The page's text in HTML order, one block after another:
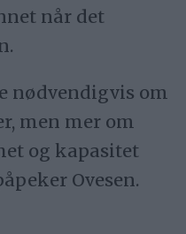
når det
nødvendigvis om
men mer om
og kapasitet
Ovesen.